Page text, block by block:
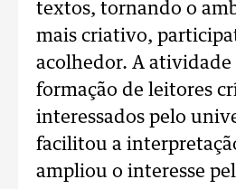
textos, tornando o
mais criativo,
acolhedor. A atividade
formação de leitores
interessados pelo
facilitou a
ampliou o interesse